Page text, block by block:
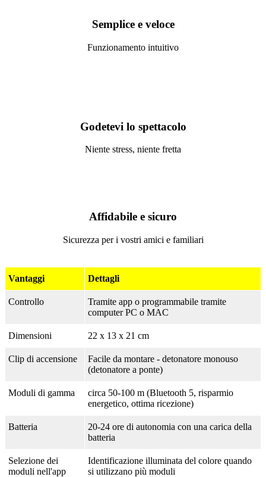
Semplice e veloce
Funzionamento intuitivo
Godetevi lo spettacolo
Niente stress, niente fretta
Affidabile e sicuro
Sicurezza per i vostri amici e familiari
Vantaggi Dettagli
Controllo
Tramite app o programmabile tramite
computer PC o MAC
Dimensioni 22 x 13 x 21 cm
Clip di accensione
Facile da montare - detonatore monouso
(detonatore a ponte)
Moduli di gamma
circa 50-100 m (Bluetooth 5, risparmio
energetico, ottima ricezione)
Batteria
20-24 ore di autonomia con una carica della
batteria
Selezione dei
moduli nell'app
Identificazione illuminata del colore quando
si utilizzano più moduli